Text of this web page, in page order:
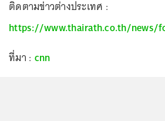
ติดตามข่าวต่างประเทศ :
https://www.thairath.co.th/news/
ที่มา : cnn